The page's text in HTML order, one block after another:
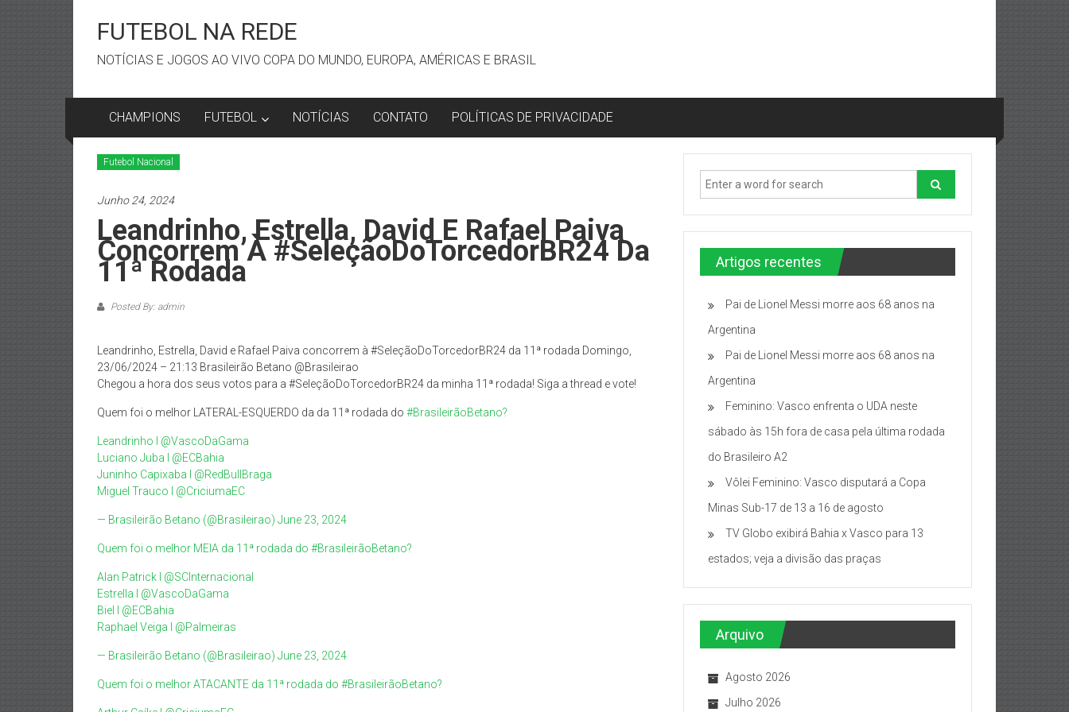
contentFUTEBOL NA REDE
NOTÍCIAS E JOGOS AO VIVO COPA DO MUNDO, EUROPA, AMÉRICAS E BRASIL
CHAMPIONS FUTEBOL NOTÍCIAS CONTATO POLÍTICAS DE PRIVACIDADE
Futebol Nacional
Junho 24, 2024
Leandrinho, Estrella, David E Rafael Paiva
Concorrem À #SeleçãoDoTorcedorBR24 Da
11ª Rodada
Posted By: admin
Leandrinho, Estrella, David e Rafael Paiva concorrem à #SeleçãoDoTorcedorBR24 da 11ª rodada Domingo,
23/06/2024 – 21:13 Brasileirão Betano @Brasileirao
Chegou a hora dos seus votos para a #SeleçãoDoTorcedorBR24 da minha 11ª rodada! Siga a thread e vote!
Quem foi o melhor LATERAL-ESQUERDO da da 11ª rodada do #BrasileirãoBetano?
Leandrinho l @VascoDaGama
Luciano Juba l @ECBahia
Juninho Capixaba l @RedBullBraga
Miguel Trauco l @CriciumaEC
— Brasileirão Betano (@Brasileirao) June 23, 2024
Quem foi o melhor MEIA da 11ª rodada do #BrasileirãoBetano?
Alan Patrick l @SCInternacional
Estrella l @VascoDaGama
Biel l @ECBahia
Raphael Veiga l @Palmeiras
— Brasileirão Betano (@Brasileirao) June 23, 2024
Quem foi o melhor ATACANTE da 11ª rodada do #BrasileirãoBetano?
Artigos recentes
Pai de Lionel Messi morre aos 68 anos na
Argentina
Pai de Lionel Messi morre aos 68 anos na
Argentina
Feminino: Vasco enfrenta o UDA neste
sábado às 15h fora de casa pela última rodada
do Brasileiro A2
Vôlei Feminino: Vasco disputará a Copa
Minas Sub-17 de 13 a 16 de agosto
TV Globo exibirá Bahia x Vasco para 13
estados; veja a divisão das praças
Arquivo
Agosto 2026
Julho 2026